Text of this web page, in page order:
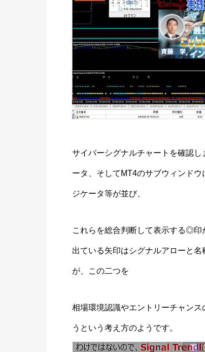
サイバーシグナルチャートを確認
ータ、そしてMT4のサブウィンド
ジケータ等が並び、
これらを総合判断して表示する◎印
出ている矢印はシグナルアローと
が、この二つを
相場環境認識やエントリーチャン
うという考え方のようです。